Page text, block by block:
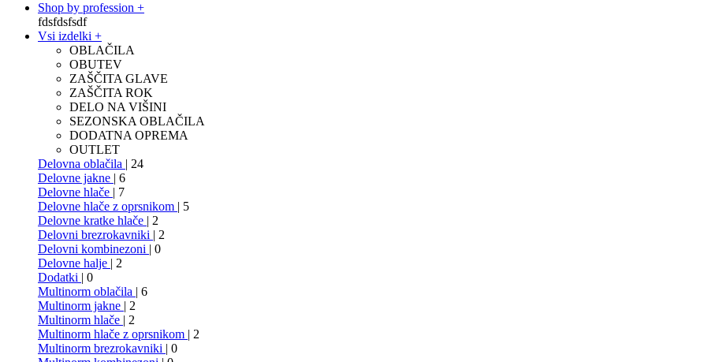
Shop by profession +
fdsfdsfsdf
Vsi izdelki +
OBLAČILA
OBUTEV
ZAŠČITA GLAVE
ZAŠČITA ROK
DELO NA VIŠINI
SEZONSKA OBLAČILA
DODATNA OPREMA
OUTLET
Delovna oblačila | 24
Delovne jakne | 6
Delovne hlače | 7
Delovne hlače z oprsnikom | 5
Delovne kratke hlače | 2
Delovni brezrokavniki | 2
Delovni kombinezoni | 0
Delovne halje | 2
Dodatki | 0
Multinorm oblačila | 6
Multinorm jakne | 2
Multinorm hlače | 2
Multinorm hlače z oprsnikom | 2
Multinorm brezrokavniki | 0